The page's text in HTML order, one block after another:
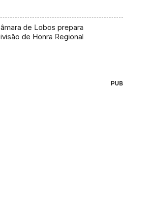
de Lobos prepara
de Honra Regional
PUB